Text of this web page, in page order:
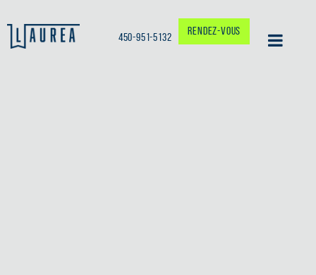
RENDEZ-VOUS
450-951-5132